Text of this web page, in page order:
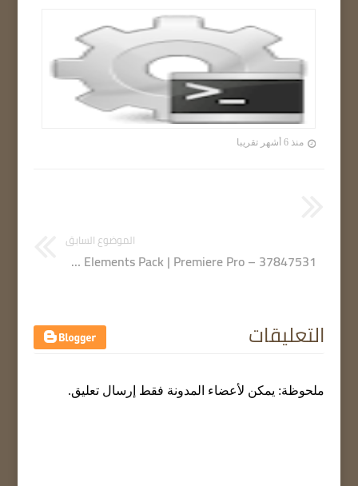
منذ 6 أشهر تقريبا
الموضوع السابق
Videohive – Flash FX Elements Pack | Premiere Pro – 37847531
التعليقات
ملحوظة: يمكن لأعضاء المدونة فقط إرسال تعليق.